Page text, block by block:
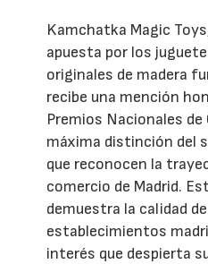
Kamchatka Magic
apuesta por los
originales de madera
recibe una mención
Premios Nacionales
máxima distinción del
que reconocen la
comercio de Madrid.
demuestra la calidad
establecimientos
interés que despierta